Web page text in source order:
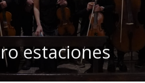
estaciones